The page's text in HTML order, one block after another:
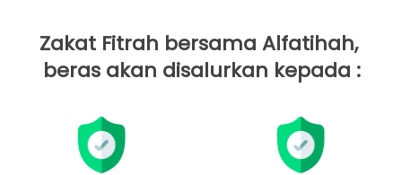
Zakat Fitrah bersama Alfatihah,
beras akan disalurkan kepada :